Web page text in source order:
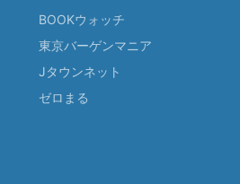
BOOKウォッチ
東京バーゲンマニア
Jタウンネット
ゼロまる